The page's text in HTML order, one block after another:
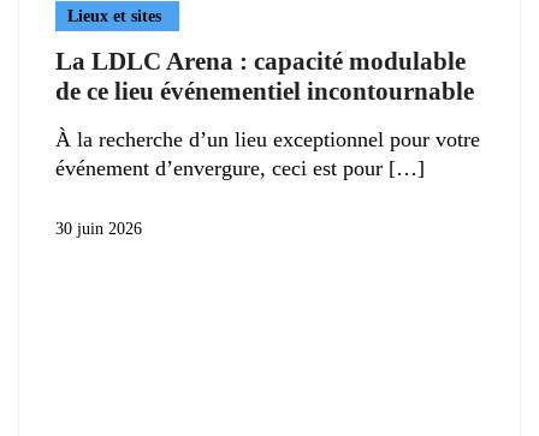
Lieux et sites
La LDLC Arena : capacité modulable
de ce lieu événementiel incontournable
À la recherche d’un lieu exceptionnel pour votre
événement d’envergure, ceci est pour
30 juin 2026